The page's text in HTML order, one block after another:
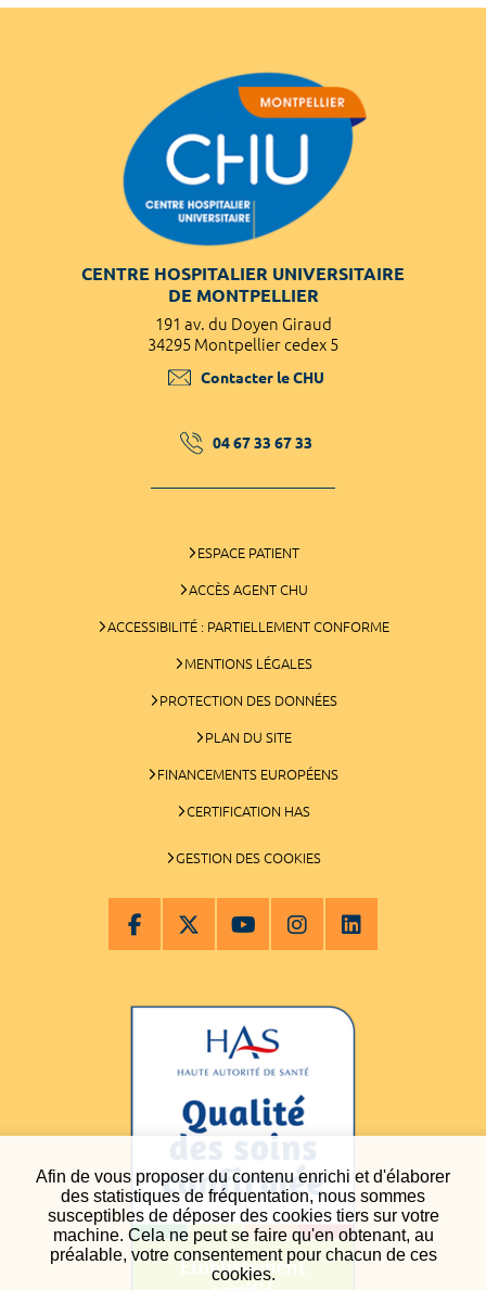
Afin de vous proposer du contenu enrichi et d'élaborer
des statistiques de fréquentation, nous sommes
susceptibles de déposer des cookies tiers sur votre
machine. Cela ne peut se faire qu'en obtenant, au
préalable, votre consentement pour chacun de ces
cookies.
CENTRE HOSPITALIER UNIVERSITAIRE
DE MONTPELLIER
191 av. du Doyen Giraud
34295 Montpellier cedex 5
Contacter le CHU
04 67 33 67 33
ESPACE PATIENT
ACCÈS AGENT CHU
ACCESSIBILITÉ : PARTIELLEMENT CONFORME
MENTIONS LÉGALES
PROTECTION DES DONNÉES
PLAN DU SITE
FINANCEMENTS EUROPÉENS
CERTIFICATION HAS
GESTION DES COOKIES